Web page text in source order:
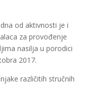
od aktivnosti je i
za provođenje
nasilja u porodici
2017.
različitih stručnih